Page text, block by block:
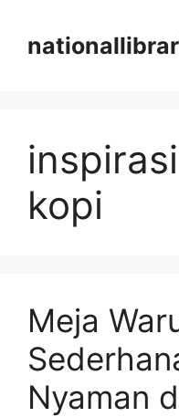
content
kopi
Meja
Nyaman